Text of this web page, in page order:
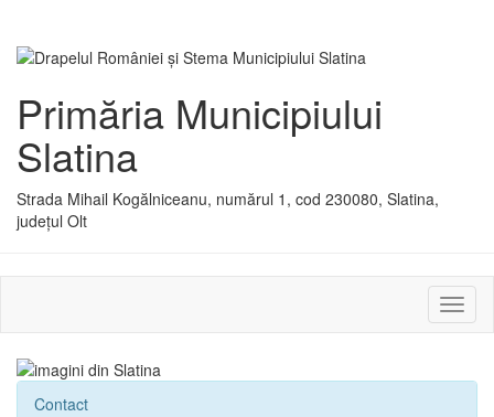
Primăria Municipiului
Slatina
Strada Mihail Kogălniceanu, numărul 1, cod 230080, Slatina,
județul Olt
sau
Contact